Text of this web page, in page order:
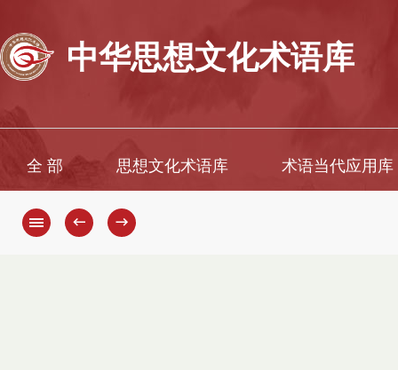
中华思想文化术语库
全 部 思想文化术语库 术语当代应用库
← →